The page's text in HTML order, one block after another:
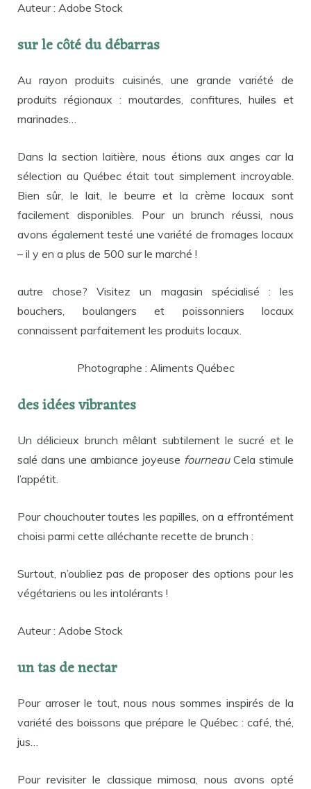
Auteur : Adobe Stock
sur le côté du débarras
Au rayon produits cuisinés, une grande variété de
produits régionaux : moutardes, confitures, huiles et
marinades…
Dans la section laitière, nous étions aux anges car la
sélection au Québec était tout simplement incroyable.
Bien sûr, le lait, le beurre et la crème locaux sont
facilement disponibles. Pour un brunch réussi, nous
avons également testé une variété de fromages locaux
– il y en a plus de 500 sur le marché !
autre chose? Visitez un magasin spécialisé : les
bouchers, boulangers et poissonniers locaux
connaissent parfaitement les produits locaux.
Photographe : Aliments Québec
des idées vibrantes
Un délicieux brunch mêlant subtilement le sucré et le
salé dans une ambiance joyeuse fourneauCela stimule
l’appétit.
Pour chouchouter toutes les papilles, on a effrontément
choisi parmi cette alléchante recette de brunch :
Surtout, n’oubliez pas de proposer des options pour les
végétariens ou les intolérants !
Auteur : Adobe Stock
un tas de nectar
Pour arroser le tout, nous nous sommes inspirés de la
variété des boissons que prépare le Québec : café, thé,
jus…
Pour revisiter le classique mimosa, nous avons opté